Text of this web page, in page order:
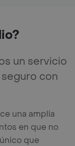
un servicio
con
una amplia
en que no
que